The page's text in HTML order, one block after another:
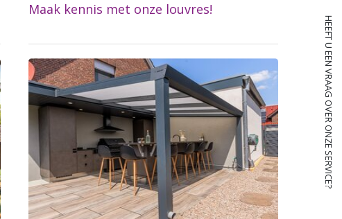
Maak kennis met onze louvres!
Lees meer... HEEFT U EEN VRAAG OVER ONZE SERVICE?